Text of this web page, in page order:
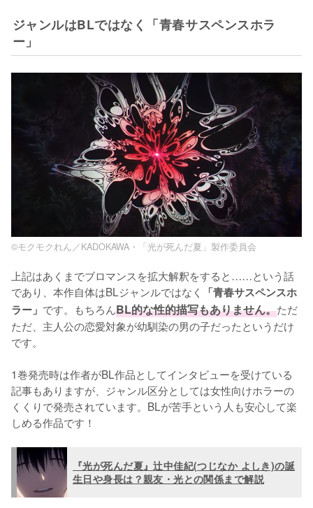
ジャンルはBLではなく「青春サスペンスホラ
ー」
©モクモクれん／KADOKAWA・「光が死んだ夏」製作委員会
上記はあくまでブロマンスを拡大解釈をすると……という話
であり、本作自体はBLジャンルではなく
「青春サスペンスホ
ラー」 です。もちろんBL的な性的描写もありません。ただ
ただ、主人公の恋愛対象が幼馴染の男の子だったというだけ
です。
1巻発売時は作者がBL作品としてインタビューを受けている
記事もありますが、ジャンル区分としては女性向けホラーの
くくりで発売されています。BLが苦手という人も安心して楽
しめる作品です！
『光が死んだ夏』辻中佳紀(つじなか よしき)の誕
生日や身長は？親友・光との関係まで解説